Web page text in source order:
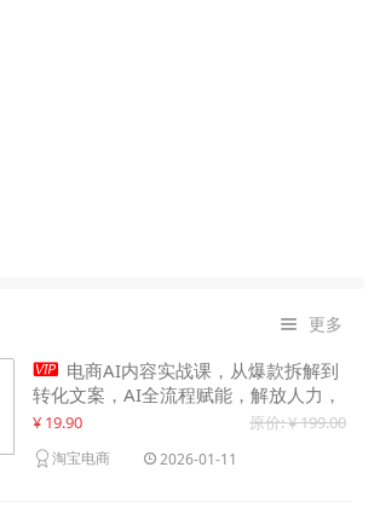
 更多
 电商AI内容实战课，从爆款拆解到
转化文案，AI全流程赋能，解放人力，
单月节省内容成本数万元
¥ 19.90 原价: ¥ 199.00
淘宝电商 2026-01-11